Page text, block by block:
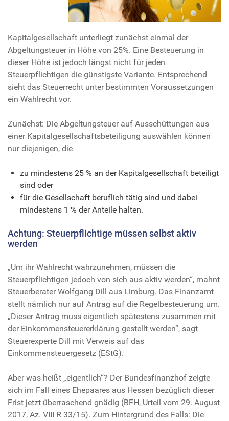
Kapitalgesellschaft unterliegt zunächst einmal der
Abgeltungsteuer in Höhe von 25%. Eine Besteuerung in
dieser Höhe ist jedoch längst nicht für jeden
Steuerpflichtigen die günstigste Variante. Entsprechend
sieht das Steuerrecht unter bestimmten Voraussetzungen
ein Wahlrecht vor.
Zunächst: Die Abgeltungsteuer auf Ausschüttungen aus
einer Kapitalgesellschaftsbeteiligung auswählen können
nur diejenigen, die
zu mindestens 25 % an der Kapitalgesellschaft beteiligt
sind oder
für die Gesellschaft beruflich tätig sind und dabei
mindestens 1 % der Anteile halten.
Achtung: Steuerpflichtige müssen selbst aktiv
werden
„Um ihr Wahlrecht wahrzunehmen, müssen die
Steuerpflichtigen jedoch von sich aus aktiv werden“, mahnt
Steuerberater Wolfgang Dill aus Limburg. Das Finanzamt
stellt nämlich nur auf Antrag auf die Regelbesteuerung um.
„Dieser Antrag muss eigentlich spätestens zusammen mit
der Einkommensteuererklärung gestellt werden“, sagt
Steuerexperte Dill mit Verweis auf das
Einkommensteuergesetz (EStG).
Aber was heißt „eigentlich“? Der Bundesfinanzhof zeigte
sich im Fall eines Ehepaares aus Hessen bezüglich dieser
Frist jetzt überraschend gnädig (BFH, Urteil vom 29. August
2017, Az. VIII R 33/15). Zum Hintergrund des Falls: Die